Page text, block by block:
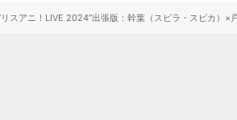
スアニ！LIVE 2024”出張版：幹葉（スピラ・スピカ）×